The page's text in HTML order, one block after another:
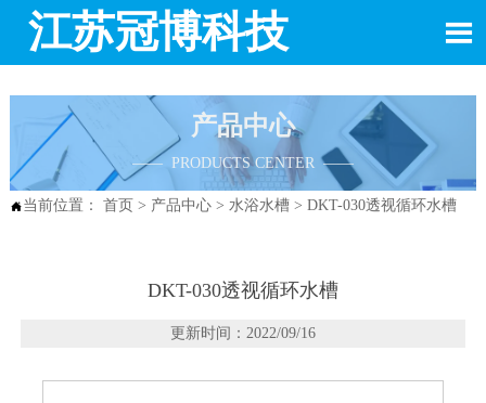
江苏冠博科技 
产品中心
—— PRODUCTS CENTER ——
当前位置： 首页 > 产品中心> 水浴水槽> DKT-030透视循环水槽
DKT-030透视循环水槽
更新时间：2022/09/16